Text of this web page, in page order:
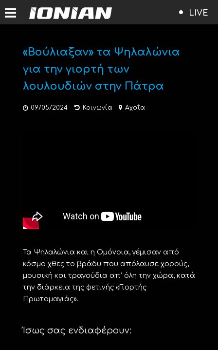
LIVE
«Βούλιαξαν» τα Ψηλαλώνια
για την γιορτή των
λουλουδιών στην Πάτρα
09/05/2024 Κοινωνία Αχαΐα
Τα Ψηλαλώνια και η Ομόνοια, γέμισαν από
κόσμο χθες το βράδυ που απόλαυσε χορούς,
μουσική και τραγούδια απ’ όλη την χώρα, κατά
την διάρκεια της φετινής «Γιορτής
Πρωτομαγιάς».
Ίσως σας ενδιαφέρουν: